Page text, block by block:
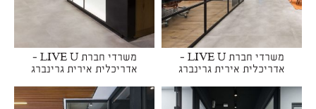
משרדי חברת LIVE U -
אדריכלית אירית גרינברג
משרדי חברת LIVE U -
אדריכלית אירית גרינברג